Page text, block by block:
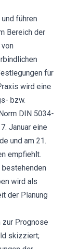
führen
Bereich der
für
wird eine
bzw.
DIN 5034-
Januar eine
und am 21.
empfiehlt.
bestehenden
wird als
der Planung
zur Prognose
skizziert;